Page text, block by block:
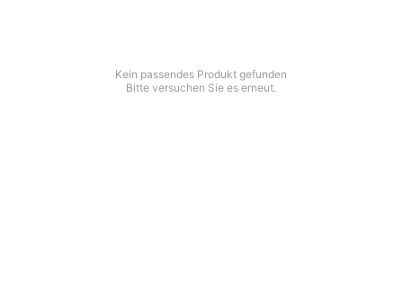
Kein passendes Produkt gefunden
Bitte versuchen Sie es erneut.